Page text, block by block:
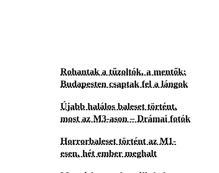
Rohantak a tűzoltók, a mentők:
Budapesten csaptak fel a lángok
Újabb halálos baleset történt,
most az M3-ason – Drámai fotók
Horrorbaleset történt az M1-
esen, hét ember meghalt